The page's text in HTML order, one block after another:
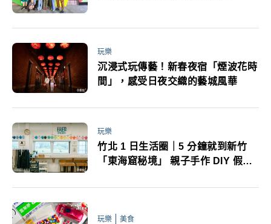
玩樂
沉浸式玩傳藝！新春夜宿「煙波花時
間」，感受日夜交織的藝城風華
玩樂
竹北 1 日生活圈｜5 分鐘就到新竹
「東海窟秘境」 親子手作 DIY 假日
玩樂 美食